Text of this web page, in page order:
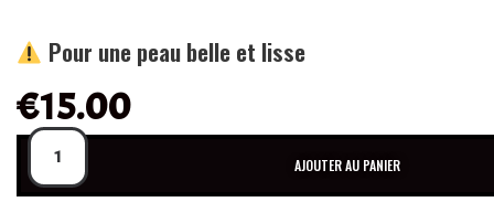
Pour une peau belle et lisse
€15.00
AJOUTER AU PANIER